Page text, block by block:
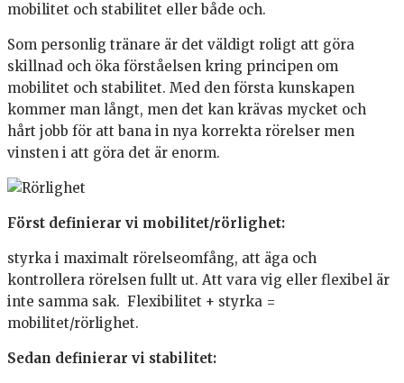
mobilitet och stabilitet eller både och.
Som personlig tränare är det väldigt roligt att göra
skillnad och öka förståelsen kring principen om
mobilitet och stabilitet. Med den första kunskapen
kommer man långt, men det kan krävas mycket och
hårt jobb för att bana in nya korrekta rörelser men
vinsten i att göra det är enorm.
Först definierar vi mobilitet/rörlighet:
styrka i maximalt rörelseomfång, att äga och
kontrollera rörelsen fullt ut. Att vara vig eller flexibel är
inte samma sak. Flexibilitet + styrka =
mobilitet/rörlighet.
Sedan definierar vi stabilitet: